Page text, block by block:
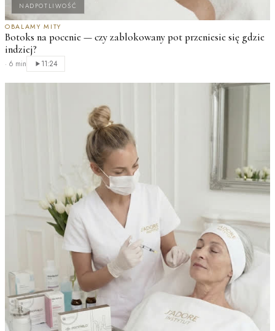
NADPOTLIWOŚĆ
OBALAMY MITY
Botoks na pocenie — czy zablokowany pot przeniesie się gdzie
indziej?
· 6 min 11:24